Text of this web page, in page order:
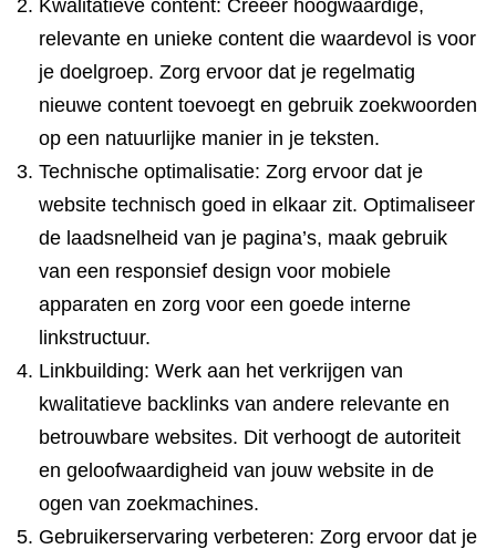
Kwalitatieve content: Creëer hoogwaardige,
relevante en unieke content die waardevol is voor
je doelgroep. Zorg ervoor dat je regelmatig
nieuwe content toevoegt en gebruik zoekwoorden
op een natuurlijke manier in je teksten.
Technische optimalisatie: Zorg ervoor dat je
website technisch goed in elkaar zit. Optimaliseer
de laadsnelheid van je pagina’s, maak gebruik
van een responsief design voor mobiele
apparaten en zorg voor een goede interne
linkstructuur.
Linkbuilding: Werk aan het verkrijgen van
kwalitatieve backlinks van andere relevante en
betrouwbare websites. Dit verhoogt de autoriteit
en geloofwaardigheid van jouw website in de
ogen van zoekmachines.
Gebruikerservaring verbeteren: Zorg ervoor dat je